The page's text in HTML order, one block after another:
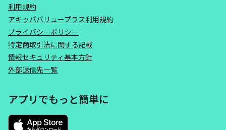
利用規約
アキッパバリュープラス利用規約
プライバシーポリシー
特定商取引法に関する記載
情報セキュリティ基本方針
外部送信先一覧
アプリでもっと簡単に